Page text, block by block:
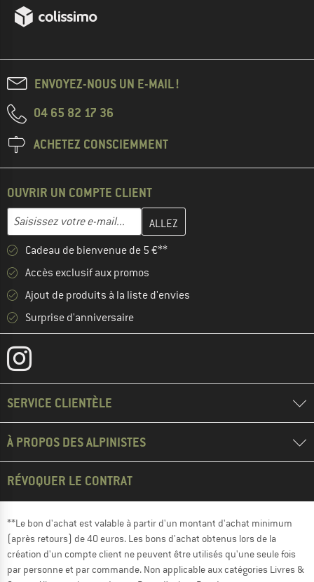
ENVOYEZ-NOUS UN E-MAIL !
04 65 82 17 36
ACHETEZ CONSCIEMMENT
OUVRIR UN COMPTE CLIENT
Adresse e-mail
Entrez votre adresse e-mail ici et créez votre compte client à la
Cadeau de bienvenue de 5 €**
Accès exclusif aux promos
Ajout de produits à la liste d'envies
Surprise d'anniversaire
SERVICE CLIENTÈLE
À PROPOS DES ALPINISTES
RÉVOQUER LE CONTRAT
**Le bon d'achat est valable à partir d'un montant d'achat minimum
(après retours) de 40 euros. Les bons d'achat obtenus lors de la
création d'un compte client ne peuvent être utilisés qu'une seule fois
par personne et par commande. Non applicable aux catégories Livres &